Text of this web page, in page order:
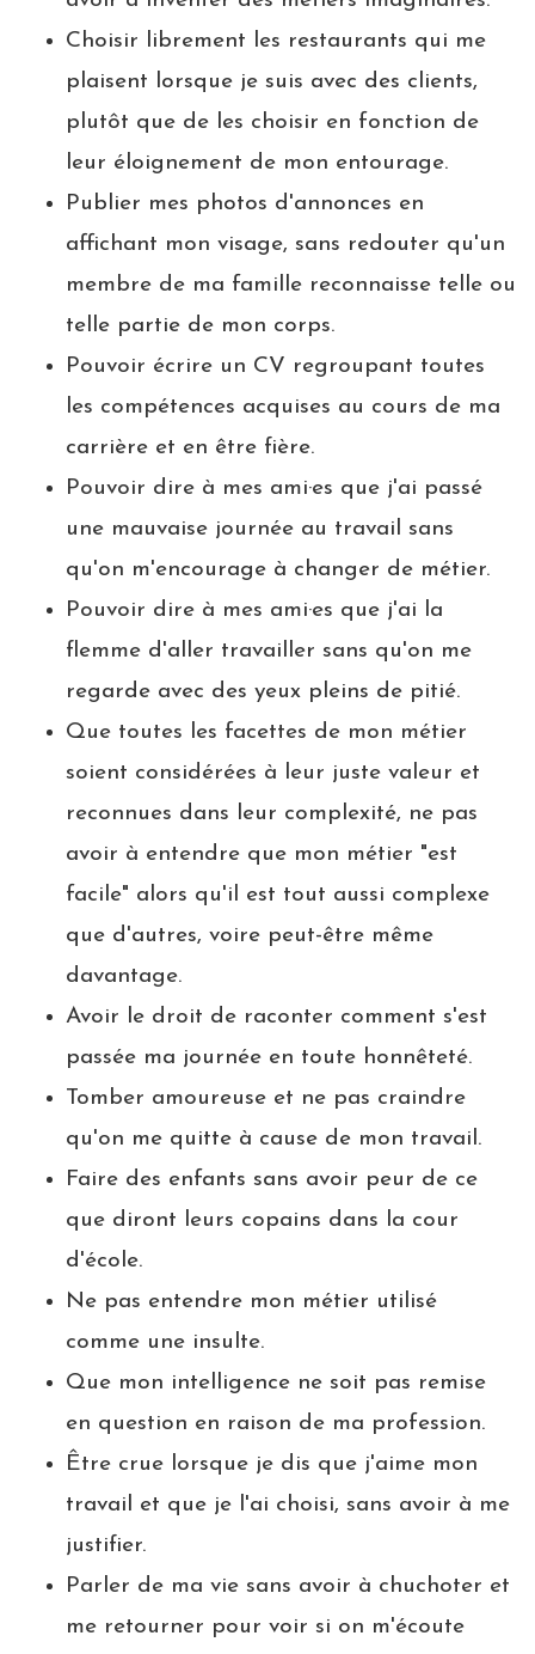
Choisir librement les restaurants qui me
plaisent lorsque je suis avec des clients,
plutôt que de les choisir en fonction de
leur éloignement de mon entourage.
Publier mes photos d'annonces en
affichant mon visage, sans redouter qu'un
membre de ma famille reconnaisse telle ou
telle partie de mon corps.
Pouvoir écrire un CV regroupant toutes
les compétences acquises au cours de ma
carrière et en être fière.
Pouvoir dire à mes ami·es que j'ai passé
une mauvaise journée au travail sans
qu'on m'encourage à changer de métier.
Pouvoir dire à mes ami·es que j'ai la
flemme d'aller travailler sans qu'on me
regarde avec des yeux pleins de pitié.
Que toutes les facettes de mon métier
soient considérées à leur juste valeur et
reconnues dans leur complexité, ne pas
avoir à entendre que mon métier "est
facile" alors qu'il est tout aussi complexe
que d'autres, voire peut-être même
davantage.
Avoir le droit de raconter comment s'est
passée ma journée en toute honnêteté.
Tomber amoureuse et ne pas craindre
qu'on me quitte à cause de mon travail.
Faire des enfants sans avoir peur de ce
que diront leurs copains dans la cour
d'école.
Ne pas entendre mon métier utilisé
comme une insulte.
Que mon intelligence ne soit pas remise
en question en raison de ma profession.
Être crue lorsque je dis que j'aime mon
travail et que je l'ai choisi, sans avoir à me
justifier.
Parler de ma vie sans avoir à chuchoter et
me retourner pour voir si on m'écoute